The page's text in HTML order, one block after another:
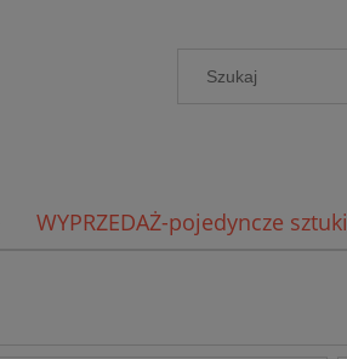
WYPRZEDAŻ-pojedyncze sztuki